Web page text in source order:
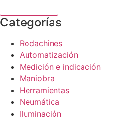
Categorías
Rodachines
Automatización
Medición e indicación
Maniobra
Herramientas
Neumática
Iluminación